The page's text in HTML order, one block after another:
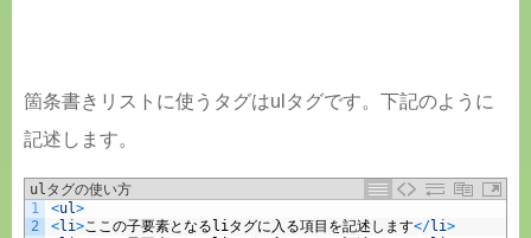
箇条書きリストに使うタグはulタグです。下記のように
記述します。
ulタグの使い方
1
2
<ul>
<li>ここの子要素となる liタグに入る項目を記述します</li>